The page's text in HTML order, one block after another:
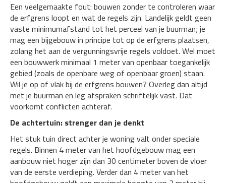
Een veelgemaakte fout: bouwen zonder te controleren waar
de erfgrens loopt en wat de regels zijn. Landelijk geldt geen
vaste minimumafstand tot het perceel van je buurman; je
mag een bijgebouw in principe tot op de erfgrens plaatsen,
zolang het aan de vergunningsvrije regels voldoet. Wel moet
een bouwwerk minimaal 1 meter van openbaar toegankelijk
gebied (zoals de openbare weg of openbaar groen) staan.
Wil je op of vlak bij de erfgrens bouwen? Overleg dan altijd
met je buurman en leg afspraken schriftelijk vast. Dat
voorkomt conflicten achteraf.
De achtertuin: strenger dan je denkt
Het stuk tuin direct achter je woning valt onder speciale
regels. Binnen 4 meter van het hoofdgebouw mag een
aanbouw niet hoger zijn dan 30 centimeter boven de vloer
van de eerste verdieping. Verder dan 4 meter van het